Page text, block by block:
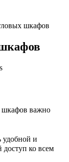
шкафов
шкафов важно
удобной и
доступ ко всем